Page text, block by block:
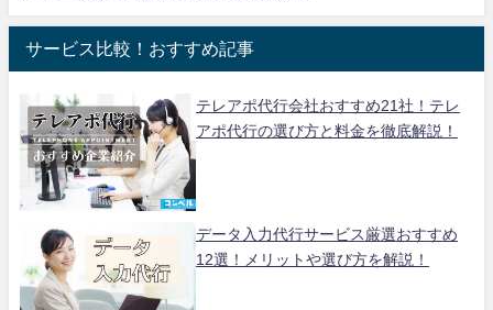
サービス比較！おすすめ記事
テレアポ代行会社おすすめ21社！テレ
アポ代行の選び方と料金を徹底解説！
データ入力代行サービス厳選おすすめ
12選！メリットや選び方を解説！